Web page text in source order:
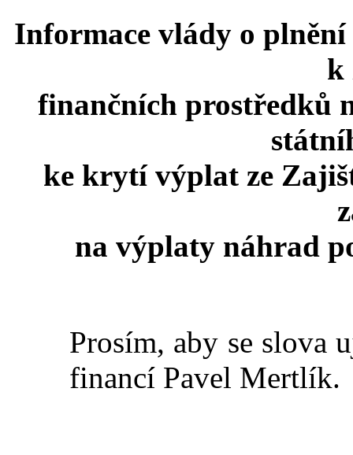
Informace vlády o plnění
k
finančních prostředků
ke krytí výplat ze
na výplaty náhrad
Prosím, aby se slova
financí Pavel Mertlík.